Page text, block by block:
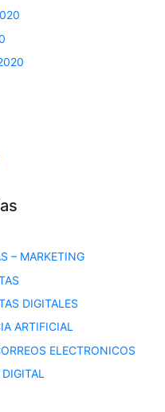
– MARKETING
DIGITALES
ARTIFICIAL
ELECTRONICOS